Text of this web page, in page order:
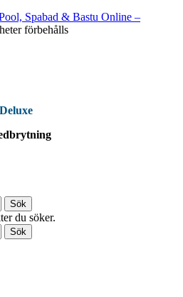
Spabad & Bastu Online –
förbehålls
Sök
du söker.
Sök